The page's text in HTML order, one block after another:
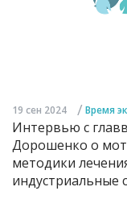
19 сен 2024 / Время
Интервью с
Дорошенко о
методики
индустриальные